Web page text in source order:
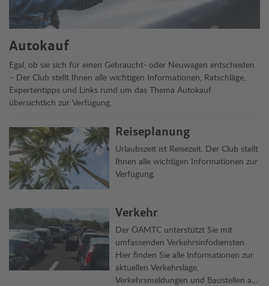
Autokauf
Egal, ob sie sich für einen Gebraucht- oder Neuwagen entscheiden
– Der Club stellt Ihnen alle wichtigen Informationen, Ratschläge,
Expertentipps und Links rund um das Thema Autokauf
übersichtlich zur Verfügung.
Reiseplanung
Urlaubszeit ist Reisezeit. Der Club stellt
Ihnen alle wichtigen Informationen zur
Verfügung.
Verkehr
Der ÖAMTC unterstützt Sie mit
umfassenden Verkehrsinfodiensten.
Hier finden Sie alle Informationen zur
aktuellen Verkehrslage,
Verkehrsmeldungen und Baustellen auf